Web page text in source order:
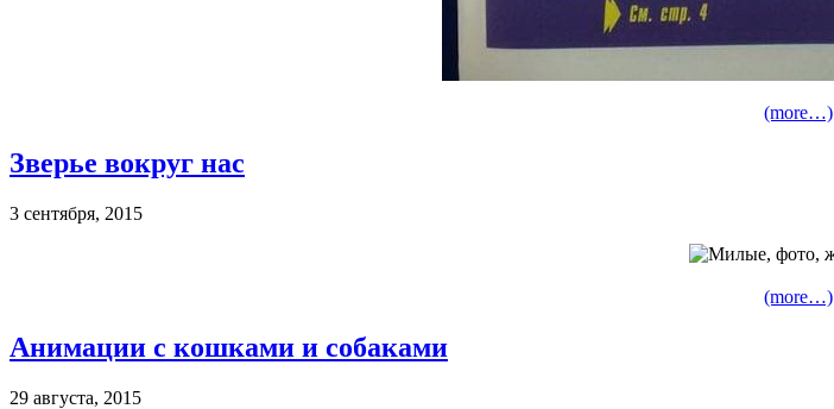
(more…)
Зверье вокруг нас
3 сентября, 2015
(more…)
Анимации с кошками и собаками
29 августа, 2015